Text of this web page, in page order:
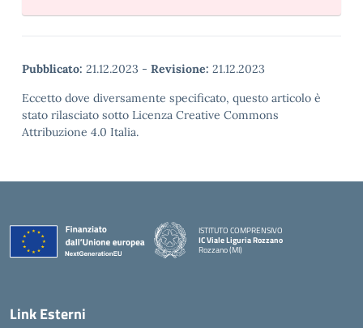
Pubblicato: 21.12.2023 - Revisione: 21.12.2023
Eccetto dove diversamente specificato, questo articolo è
stato rilasciato sotto Licenza Creative Commons
Attribuzione 4.0 Italia.
ISTITUTO COMPRENSIVO
IC Viale Liguria Rozzano
Rozzano (MI)
Link Esterni